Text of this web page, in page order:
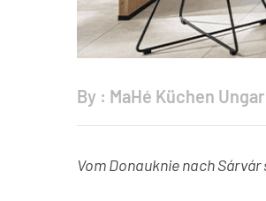
By : MaHé Küchen
Vom Donauknie nach